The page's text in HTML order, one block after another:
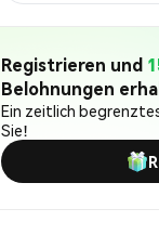
Registrieren und
Belohnungen
Ein zeitlich
Sie!